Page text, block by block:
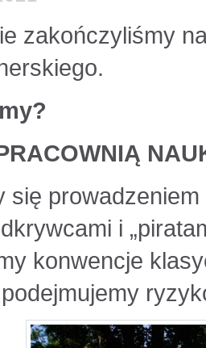
zakończyliśmy
się
i
konwencje